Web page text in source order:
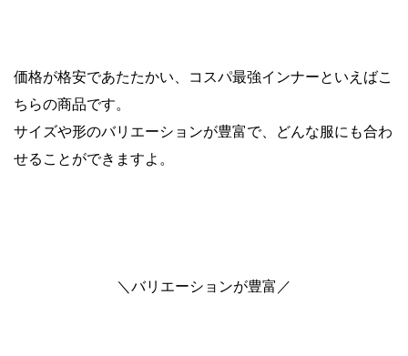
価格が格安であたたかい、コスパ最強インナーといえばこ
ちらの商品です。
サイズや形のバリエーションが豊富で、どんな服にも合わ
せることができますよ。
＼バリエーションが豊富／